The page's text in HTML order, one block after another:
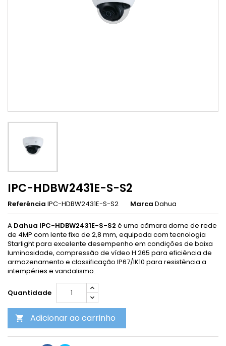
IPC-HDBW2431E-S-S2
Referência IPC-HDBW2431E-S-S2 Marca Dahua
A Dahua IPC-HDBW2431E-S-S2 é uma câmara dome de rede
de 4MP com lente fixa de 2,8 mm, equipada com tecnologia
Starlight para excelente desempenho em condições de baixa
luminosidade, compressão de vídeo H.265 para eficiência de
armazenamento e classificação IP67/IK10 para resistência a
intempéries e vandalismo.
Quantidade
 Adicionar ao carrinho